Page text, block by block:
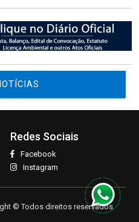
Redes Sociais
Facebook
Instagram
© Todos direitos reservados